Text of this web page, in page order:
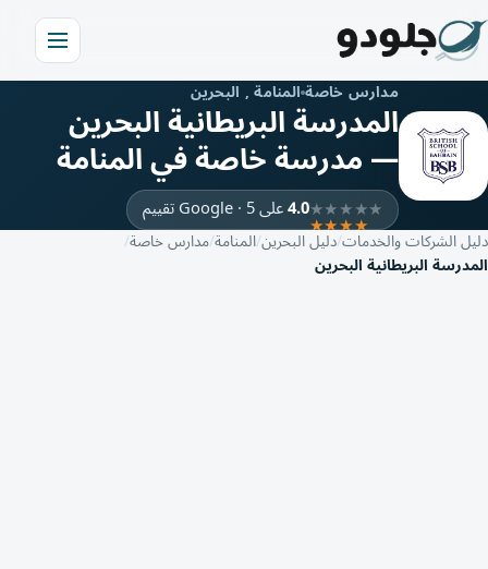
مدارس خاصةالمنامة , البحرين
المدرسة البريطانية البحرين
— مدرسة خاصة في المنامة
4.0على Google · 5 تقييم
دليل الشركات والخدماتدليل البحرينالمنامةمدارس خاصة
المدرسة البريطانية البحرين